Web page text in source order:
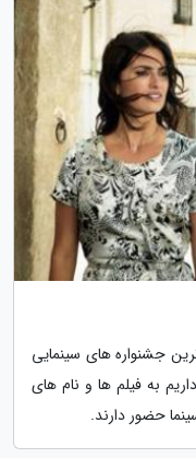
جشنواره های سینمایی
به فیلم ها و نام های
حضور دارند.